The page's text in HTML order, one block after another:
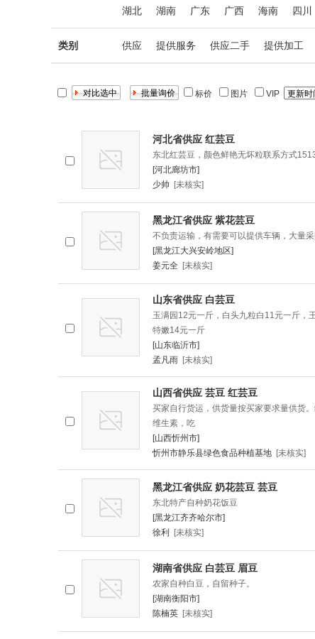
湖北 湖南 广东 广西 海南 四川
类别 供应 提供服务 供应二手 提供加工
标价 图片 VIP
河北省供应 红芸豆
东北红芸豆，颜色鲜艳无坏粒联系方式
[河北廊坊市]
少帅
[未核实]
黑龙江省供应 紫花芸豆
不负责运输，有需要可以提供车辆，大量采
[黑龙江大兴安岭地区]
姜元全 [未核实]
山东省供应 白芸豆
玉满园12元一斤，白头九粒白11元一斤，
特嫩14元一斤
[山东临沂市]
孟凡雨 [未核实]
山西省供应 芸豆 红芸豆
买家自行货运，供货量按买家要求量供货
维生素，吃
[山西忻州市]
忻州市静乐县绿色食品种植基地 [未核实]
黑龙江省供应 奶花芸豆 芸豆
东北特产自种奶花饭豆
[黑龙江齐齐哈尔市]
徐利
[未核实]
湖南省供应 白芸豆 眉豆
农家自种白豆，自留种子。
[湖南衡阳市]
陈楠英 [未核实]